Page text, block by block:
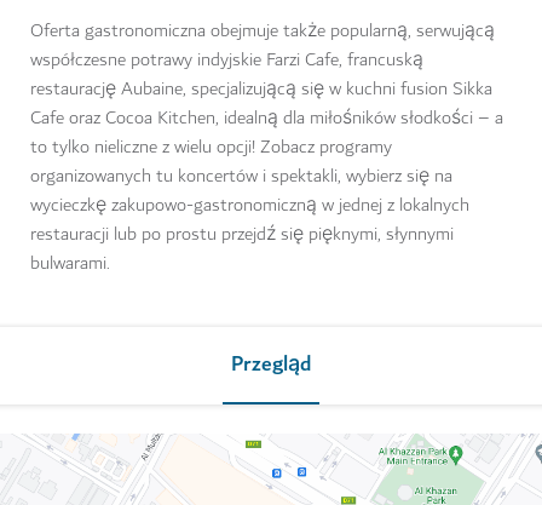
Oferta gastronomiczna obejmuje także popularną, serwującą
współczesne potrawy indyjskie Farzi Cafe, francuską
restaurację Aubaine, specjalizującą się w kuchni fusion Sikka
Cafe oraz Cocoa Kitchen, idealną dla miłośników słodkości – a
to tylko nieliczne z wielu opcji! Zobacz programy
organizowanych tu koncertów i spektakli, wybierz się na
wycieczkę zakupowo-gastronomiczną w jednej z lokalnych
restauracji lub po prostu przejdź się pięknymi, słynnymi
bulwarami.
Przegląd